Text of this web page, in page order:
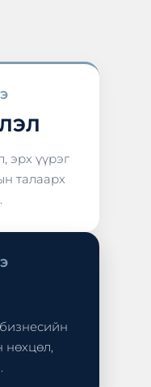
эрх үүрэг
талаарх
нөхцөл,